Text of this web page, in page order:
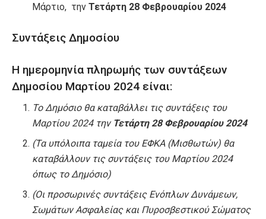
Μάρτιο, τηνΤετάρτη 28 Φεβρουαρίου 2024
Συντάξεις Δημοσίου
Η ημερομηνία πληρωμής των συντάξεων
Δημοσίου Μαρτίου 2024 είναι:
Το Δημόσιο θα καταβάλλει τις συντάξεις του
Μαρτίου 2024 τηνΤετάρτη 28 Φεβρουαρίου 2024
(Τα υπόλοιπα ταμεία του ΕΦΚΑ (Μισθωτών) θα
καταβάλλουν τις συντάξεις του Μαρτίου 2024
όπως το Δημόσιο)
(Οι προσωρινές συντάξεις Ενόπλων Δυνάμεων,
Σωμάτων Ασφαλείας και Πυροσβεστικού Σώματος